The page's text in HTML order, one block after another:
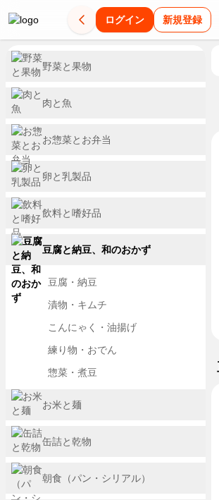
ログイン 新規登録
野菜と果物
肉と魚
お惣菜とお弁当
卵と乳製品
飲料と嗜好品
豆腐と納豆、和のおかず
豆腐・納豆
漬物・キムチ
こんにゃく・油揚げ
練り物・おでん
惣菜・煮豆
お米と麺
缶詰と乾物
朝食（パン・シリアル）